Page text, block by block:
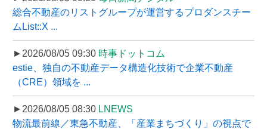
総合不動産のリストグループが運営するプロダンスチー
ムList::X ...
►2026/08/05 09:30 時事ドットコム
estie、独自の不動産データ構造化技術で企業不動産
（CRE）領域を ...
►2026/08/05 08:30 LNEWS
物流最前線／東急不動産、「産業まちづくり」の視点で